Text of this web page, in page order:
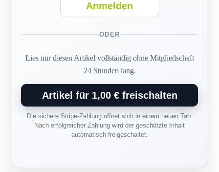
Anmelden
ODER
Lies nur diesen Artikel vollständig ohne Mitgliedschaft
24 Stunden lang.
Artikel für 1,00 € freischalten
Die sichere Stripe-Zahlung öffnet sich in einem neuen Tab.
Nach erfolgreicher Zahlung wird der geschützte Inhalt
automatisch freigeschaltet.
15. Juli 2026